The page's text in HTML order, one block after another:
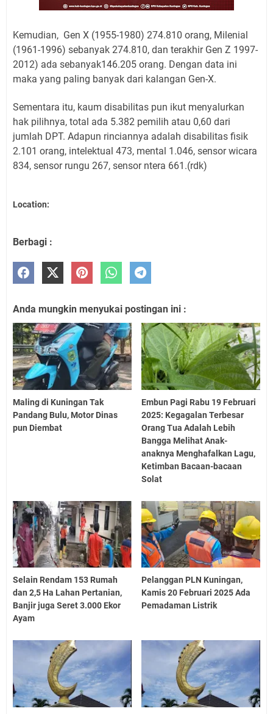
Kemudian, Gen X (1955-1980) 274.810 orang, Milenial
(1961-1996) sebanyak 274.810, dan terakhir Gen Z 1997-
2012) ada sebanyak146.205 orang. Dengan data ini
maka yang paling banyak dari kalangan Gen-X.
Sementara itu, kaum disabilitas pun ikut menyalurkan
hak pilihnya, total ada 5.382 pemilih atau 0,60 dari
jumlah DPT. Adapun rinciannya adalah disabilitas fisik
2.101 orang, intelektual 473, mental 1.046, sensor wicara
834, sensor rungu 267, sensor ntera 661.(rdk)
Location:
Berbagi :
Anda mungkin menyukai postingan ini :
Maling di Kuningan Tak
Pandang Bulu, Motor Dinas
pun Diembat
Embun Pagi Rabu 19 Februari
2025: Kegagalan Terbesar
Orang Tua Adalah Lebih
Bangga Melihat Anak-
anaknya Menghafalkan Lagu,
Ketimban Bacaan-bacaan
Solat
Selain Rendam 153 Rumah
dan 2,5 Ha Lahan Pertanian,
Banjir juga Seret 3.000 Ekor
Ayam
Pelanggan PLN Kuningan,
Kamis 20 Februari 2025 Ada
Pemadaman Listrik